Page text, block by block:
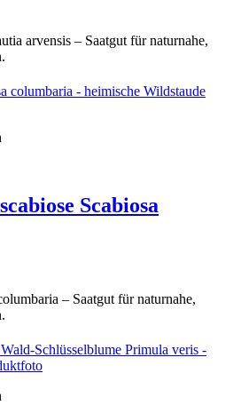
arvensis – Saatgut für naturnahe,
Scabiosa
– Saatgut für naturnahe,